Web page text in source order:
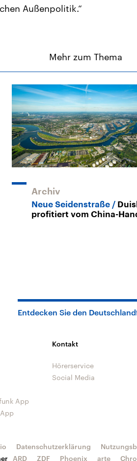
Außenpolitik.“
Mehr zum Thema
Archiv
Neue Seidenstraße
profitiert vom China-
Entdecken Sie den
App
Kontakt
Hörerservice
Social Media
Datenschutzerklärung
ARD ZDF Phoenix arte